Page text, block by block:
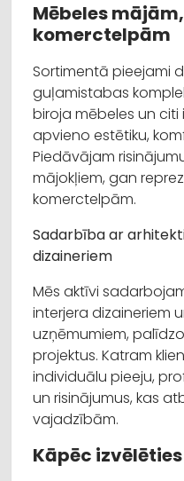
Mēbeles
komerctelpām
Sortimentā pieejami
guļamistabas
biroja mēbeles un citi
apvieno estētiku,
Piedāvājam
mājokļiem, gan
komerctelpām.
Sadarbība ar
dizaineriem
Mēs aktīvi
interjera dizaineriem
uzņēmumiem,
projektus. Katram
individuālu pieeju,
un risinājumus, kas
vajadzībām.
Kāpēc